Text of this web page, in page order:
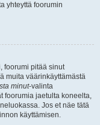
yhteyttä foorumin
foorumi pitää sinut
muita väärinkäyttämästä
minut-valinta
foorumia jaetulta koneelta,
Jos et näe tätä
käyttämisen.